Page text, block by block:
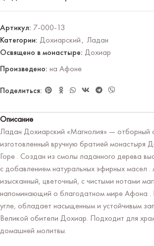
Артикул: 7-000-13
Категории: Дохиарский, Ладан
Освящено в монастыре: Дохиар
Произведено: на Афоне
Поделиться:
Описание
Ладан Дохиарский «Магнолия» — отборный
изготовленный вручную братией монастыря
Горе . Создан из смолы ладанного дерева
с добавлением натуральных эфирных масел
изысканный, цветочный, с чистыми нотами
напоминающий о благодатном мире Афона .
угле, обладает насыщенным и устойчивым
Великой обители Дохиар. Подходит для
домашней молитвы.